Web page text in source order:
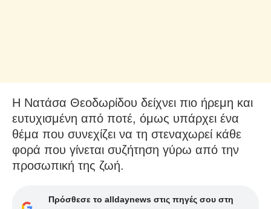
Η Νατάσα Θεοδωρίδου δείχνει πιο ήρεμη και
ευτυχισμένη από ποτέ, όμως υπάρχει ένα
θέμα που συνεχίζει να τη στεναχωρεί κάθε
φορά που γίνεται συζήτηση γύρω από την
προσωπική της ζωή.
Πρόσθεσε το alldaynews στις πηγές σου στη